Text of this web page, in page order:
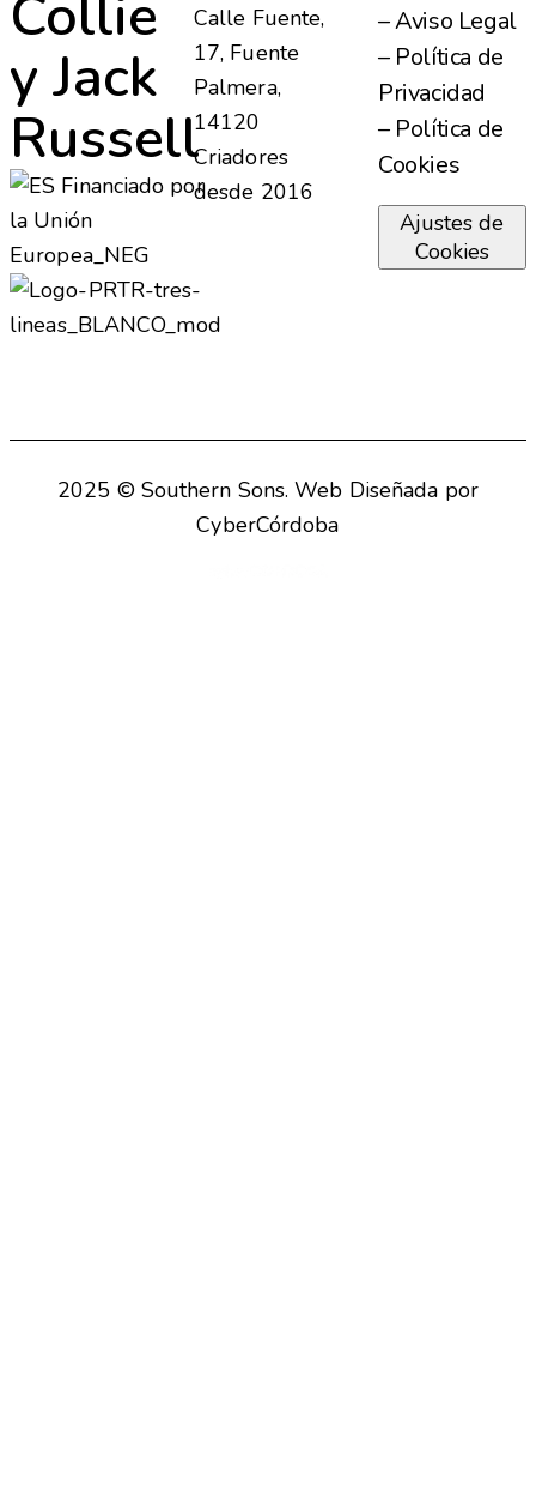
Collie
y Jack
Russell
Calle Fuente,
17, Fuente
Palmera,
14120
Criadores
desde 2016
– Aviso Legal
– Política de
Privacidad
– Política de
Cookies
Ajustes de
Cookies
2025 © Southern Sons. Web Diseñada por
CyberCórdoba